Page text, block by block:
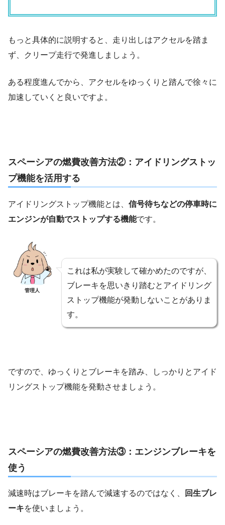
もっと具体的に説明すると、走り出しはアクセルを踏ま
ず、クリープ走行で発進しましょう。
ある程度進んでから、アクセルをゆっくりと踏んで徐々に
加速していくと良いですよ。
スペーシアの燃費改善方法②：アイドリングストッ
プ機能を活用する
アイドリングストップ機能とは、 信号待ちなどの停車時に
エンジンが自動でストップする機能です。
管理人
これは私が実験して確かめたのですが、
ブレーキを思いきり踏むとアイドリング
ストップ機能が発動しないことがありま
す。
ですので、ゆっくりとブレーキを踏み、しっかりとアイド
リングストップ機能を発動させましょう。
スペーシアの燃費改善方法③：エンジンブレーキを
使う
減速時はブレーキを踏んで減速するのではなく、
回生ブレ
ーキを使いましょう。